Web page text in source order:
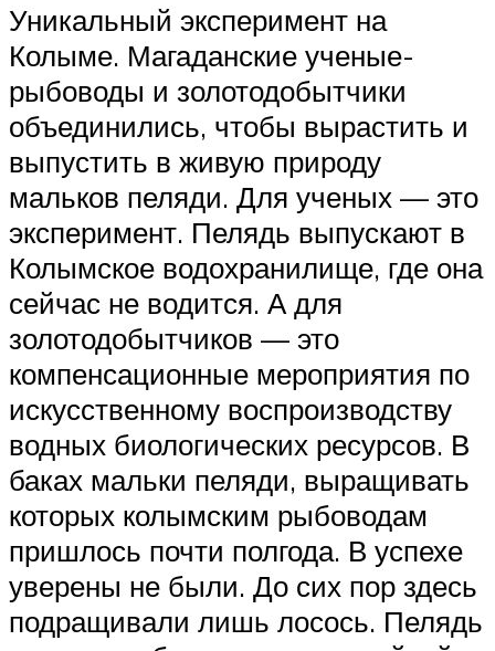
Уникальный эксперимент на
Колыме. Магаданские ученые-
рыбоводы и золотодобытчики
объединились, чтобы вырастить и
выпустить в живую природу
мальков пеляди. Для ученых — это
эксперимент. Пелядь выпускают в
Колымское водохранилище, где она
сейчас не водится. А для
золотодобытчиков — это
компенсационные мероприятия по
искусственному воспроизводству
водных биологических ресурсов. В
баках мальки пеляди, выращивать
которых колымским рыбоводам
пришлось почти полгода. В успехе
уверены не были. До сих пор здесь
подращивали лишь лосось. Пелядь